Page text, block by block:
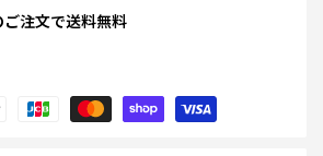
注文で送料無料